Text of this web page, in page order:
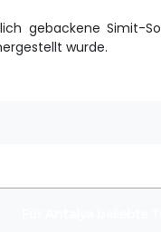
gebackene Simit-
wurde.